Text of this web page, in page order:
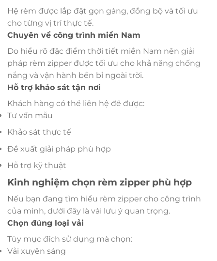
Hệ rèm được lắp đặt gọn gàng, đồng bộ và tối ưu
cho từng vị trí thực tế.
Chuyên về công trình miền Nam
Do hiểu rõ đặc điểm thời tiết miền Nam nên giải
pháp rèm zipper được tối ưu cho khả năng chống
nắng và vận hành bền bỉ ngoài trời.
Hỗ trợ khảo sát tận nơi
Khách hàng có thể liên hệ để được:
Tư vấn mẫu
Khảo sát thực tế
Đề xuất giải pháp phù hợp
Hỗ trợ kỹ thuật
Kinh nghiệm chọn rèm zipper phù hợp
Nếu bạn đang tìm hiểu rèm zipper cho công trình
của mình, dưới đây là vài lưu ý quan trọng.
Chọn đúng loại vải
Tùy mục đích sử dụng mà chọn:
Vải xuyên sáng